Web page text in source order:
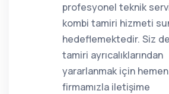
profesyonel teknik
kombi tamiri hizmeti
hedeflemektedir. Siz
tamiri ayrıcalıklarından
yararlanmak için hemen
firmamızla iletişime